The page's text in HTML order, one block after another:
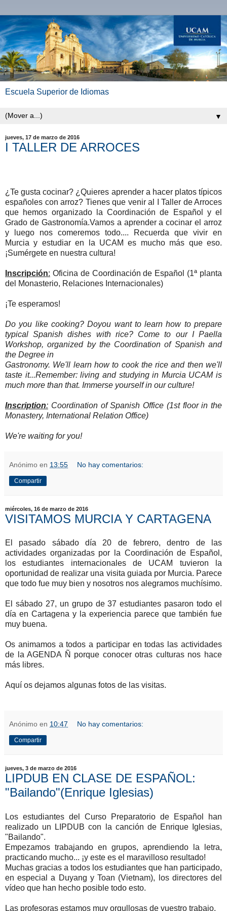
Escuela Superior de Idiomas
▼
jueves, 17 de marzo de 2016
I TALLER DE ARROCES
¿Te gusta cocinar? ¿Quieres aprender a hacer platos típicos
españoles con arroz? Tienes que venir al I Taller de Arroces
que hemos organizado la Coordinación de Español y el
Grado de Gastronomía.Vamos a aprender a cocinar el arroz
y luego nos comeremos todo.... Recuerda que vivir en
Murcia y estudiar en la UCAM es mucho más que eso.
¡Sumérgete en nuestra cultura!
Inscripción: Oficina de Coordinación de Español (1ª planta
del Monasterio, Relaciones Internacionales)
¡Te esperamos!
Do you like cooking? Doyou want to learn how to prepare
typical Spanish dishes with rice? Come to our I Paella
Workshop, organized by the Coordination of Spanish and
the Degree in
Gastronomy. We'll learn how to cook the rice and then we'll
taste it...Remember: living and studying in Murcia UCAM is
much more than that. Immerse yourself in our culture!
Inscription: Coordination of Spanish Office (1st floor in the
Monastery, International Relation Office)
We're waiting for you!
Anónimo en 13:55 No hay comentarios:
Compartir
miércoles, 16 de marzo de 2016
VISITAMOS MURCIA Y CARTAGENA
El pasado sábado día 20 de febrero, dentro de las
actividades organizadas por la Coordinación de Español,
los estudiantes internacionales de UCAM tuvieron la
oportunidad de realizar una visita guiada por Murcia. Parece
que todo fue muy bien y nosotros nos alegramos muchísimo.
El sábado 27, un grupo de 37 estudiantes pasaron todo el
día en Cartagena y la experiencia parece que también fue
muy buena.
Os animamos a todos a participar en todas las actividades
de la AGENDA Ñ porque conocer otras culturas nos hace
más libres.
Aquí os dejamos algunas fotos de las visitas.
Anónimo en 10:47 No hay comentarios:
Compartir
jueves, 3 de marzo de 2016
LIPDUB EN CLASE DE ESPAÑOL:
"Bailando"(Enrique Iglesias)
Los estudiantes del Curso Preparatorio de Español han
realizado un LIPDUB con la canción de Enrique Iglesias,
"Bailando".
Empezamos trabajando en grupos, aprendiendo la letra,
practicando mucho... ¡y este es el maravilloso resultado!
Muchas gracias a todos los estudiantes que han participado,
en especial a Duyang y Toan (Vietnam), los directores del
vídeo que han hecho posible todo esto.
Las profesoras estamos muy orgullosas de vuestro trabajo.